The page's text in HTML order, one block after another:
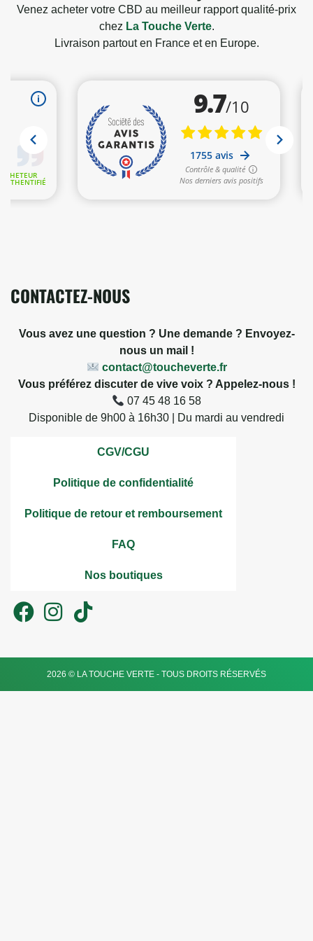
Venez acheter votre CBD au meilleur rapport qualité-prix
chez La Touche Verte.
Livraison partout en France et en Europe.
CONTACTEZ-NOUS
Vous avez une question ? Une demande ? Envoyez-
nous un mail !
contact@toucheverte.fr
Vous préférez discuter de vive voix ? Appelez-nous !
07 45 48 16 58
Disponible de 9h00 à 16h30 | Du mardi au vendredi
CGV/CGU
Politique de confidentialité
Politique de retour et remboursement
FAQ
Nos boutiques
2026 © LA TOUCHE VERTE - TOUS DROITS RÉSERVÉS